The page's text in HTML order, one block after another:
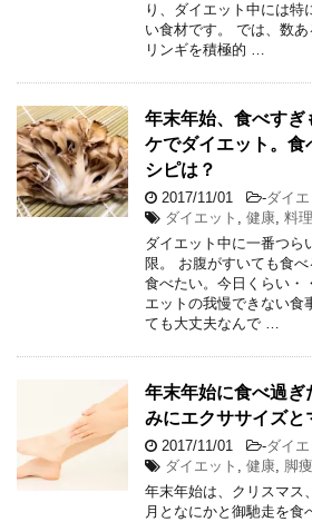
り、ダイエット中には特
い食材です。 では、数
リンギを積極的 …
年末年始、食べすぎ
ケでダイエット。食
シピは？
2017/11/01 -ダイエ
ダイエット , 健康, 料理
ダイエット中に一番つら
限。 お腹がすいても食べ
食べたい。今日くらい・
エットの我慢できない食
ても大丈夫なんで …
年末年始に食べ過ぎ
みにエクササイズと
2017/11/01 -ダイエ
ダイエット , 健康, 脚
年末年始は、クリスマス
月となにかと御馳走を食